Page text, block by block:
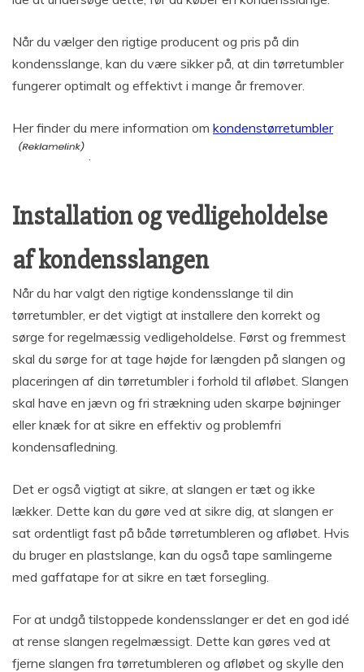
Når du vælger den rigtige producent og pris på din
kondensslange, kan du være sikker på, at din tørretumbler
fungerer optimalt og effektivt i mange år fremover.
Her finder du mere information om kondenstørretumbler
Installation og vedligeholdelse
af kondensslangen
Når du har valgt den rigtige kondensslange til din
tørretumbler, er det vigtigt at installere den korrekt og
sørge for regelmæssig vedligeholdelse. Først og fremmest
skal du sørge for at tage højde for længden på slangen og
placeringen af din tørretumbler i forhold til afløbet. Slangen
skal have en jævn og fri strækning uden skarpe bøjninger
eller knæk for at sikre en effektiv og problemfri
kondensafledning.
Det er også vigtigt at sikre, at slangen er tæt og ikke
lækker. Dette kan du gøre ved at sikre dig, at slangen er
sat ordentligt fast på både tørretumbleren og afløbet. Hvis
du bruger en plastslange, kan du også tape samlingerne
med gaffatape for at sikre en tæt forsegling.
For at undgå tilstoppede kondensslanger er det en god idé
at rense slangen regelmæssigt. Dette kan gøres ved at
fjerne slangen fra tørretumbleren og afløbet og skylle den